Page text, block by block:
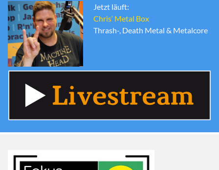
Jetzt läuft:
Chris‘ Metal Box
Thrash-, Death Metal & Metalcore